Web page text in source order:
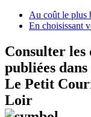
Au coût le plus
En choisissant
Consulter les
publiées dans
Le Petit
Loir